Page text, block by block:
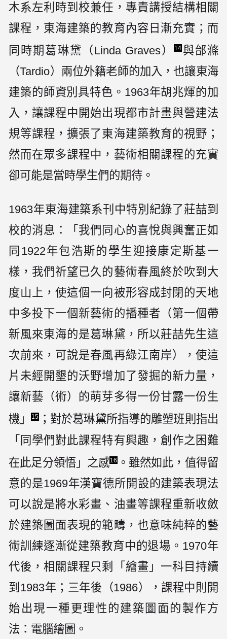
木系左利時到校兼任，專責講授結構相關
課程，東海建築的教育內容日漸充實；而
同時期葛琳黛（Linda Graves）14與邰滌
（Tardio）兩位外籍老師的加入，也讓東海
建築的師資別具特色。1963年胡兆煇的加
入，讓課程中開始出現都市計畫與營建法
規等課程，擴張了東海建築教育的視野；
然而在眾多課程中，藝術相關課程的充實
卻可能是當時學生們的期待。
1963年東海建築系刊中特別紀錄了莊喆到
校的消息：「我們同心的喜悅與興奮正如
同1922年包浩斯的學生迎接康定斯基一
樣，我們祈望已久的藝術春風終於吹到大
度山上，使這個一向被形容成封閉的天地
中多投下一個新藝術的播種者（第一個帶
新風來東海的是葛琳黛，所以莊喆先生這
次前來，可說是春風再綠江南岸），使這
片未經開墾的沃野增加了發掘的新力量，
讓新藝（術）的萌芽多得一份甘露一份生
機」15；對於葛琳黛所指導的雕塑班則指出
「同學們對此課程特有興趣，創作之困難
在此足分領悟」之感16。雖然如此，值得留
意的是1969年漢寶德所開設的建築表現法
可以說是將水彩畫、油畫等課程重新收斂
於建築圖面表現的範疇，也意味純粹的藝
術訓練逐漸從建築教育中的退場。1970年
代後，相關課程只剩「繪畫」一科目持續
到1983年；三年後（1986），課程中則開
始出現一種更理性的建築圖面的製作方
法：電腦繪圖。